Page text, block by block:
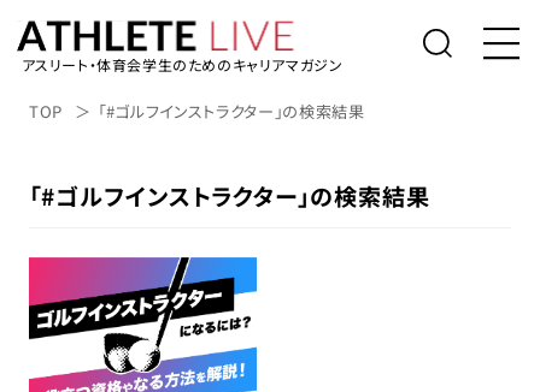
アスリート・体育会学生のためのキャリアマガジン
TOP 「#ゴルフインストラクター」の検索結果
「#ゴルフインストラクター」の検索結果
トップ
桑田真澄の「人生の勝利投手になるため
に」
アスリートライブについて